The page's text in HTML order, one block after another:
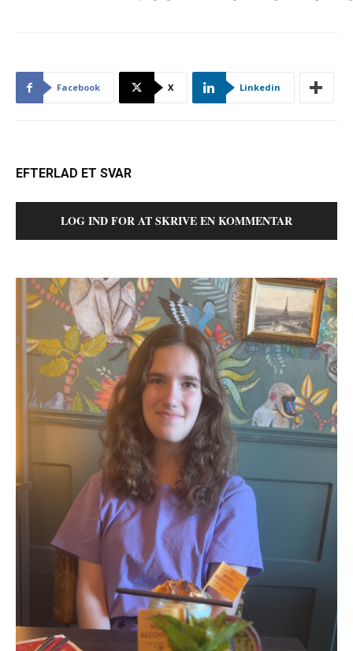
Facebook X Linkedin
EFTERLAD ET SVAR
LOG IND FOR AT SKRIVE EN KOMMENTAR